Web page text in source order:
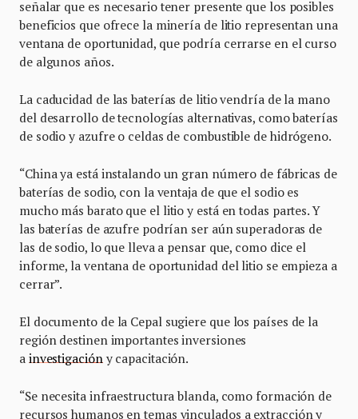
señalar que es necesario tener presente que los posibles
beneficios que ofrece la minería de litio representan una
ventana de oportunidad, que podría cerrarse en el curso
de algunos años.
La caducidad de las baterías de litio vendría de la mano
del desarrollo de tecnologías alternativas, como baterías
de sodio y azufre o celdas de combustible de hidrógeno.
“China ya está instalando un gran número de fábricas de
baterías de sodio, con la ventaja de que el sodio es
mucho más barato que el litio y está en todas partes. Y
las baterías de azufre podrían ser aún superadoras de
las de sodio, lo que lleva a pensar que, como dice el
informe, la ventana de oportunidad del litio se empieza a
cerrar”.
El documento de la Cepal sugiere que los países de la
región destinen importantes inversiones
a investigacióny capacitación.
“Se necesita infraestructura blanda, como formación de
recursos humanos en temas vinculados a extracción y